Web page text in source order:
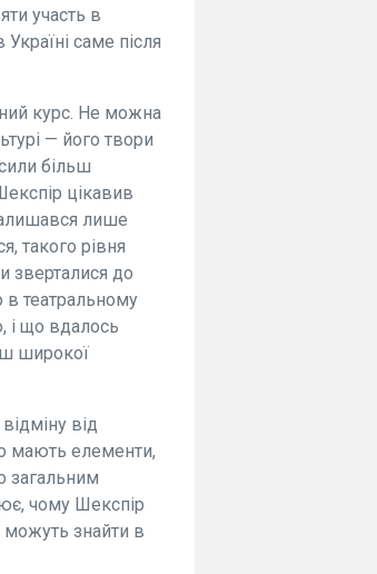
участь в
саме після
курс. Не можна
— його твори
більш
цікавив
лише
такого рівня
зверталися до
в театральному
і що вдалось
широкої
від
мають елементи,
загальним
чому Шекспір
знайти в